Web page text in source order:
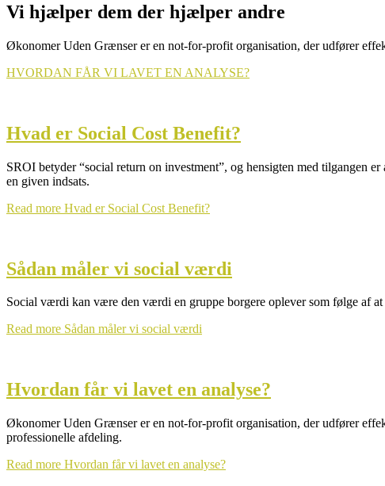
Vi hjælper dem der hjælper andre
Økonomer Uden Grænser er en not-for-profit organisation, der udfører
HVORDAN FÅR VI LAVET EN ANALYSE?
Hvad er Social Cost Benefit?
SROI betyder “social return on investment”, og hensigten med tilgangen
en given indsats.
Read more Hvad er Social Cost Benefit?
Sådan måler vi social værdi
Social værdi kan være den værdi en gruppe borgere oplever som følge af
Read more Sådan måler vi social værdi
Hvordan får vi lavet en analyse?
Økonomer Uden Grænser er en not-for-profit organisation, der udfører
professionelle afdeling.
Read more Hvordan får vi lavet en analyse?